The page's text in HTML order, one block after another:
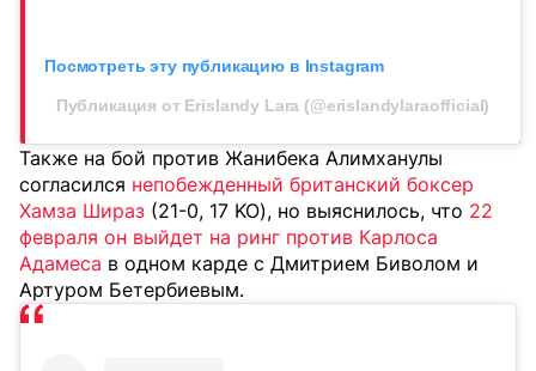
Посмотреть эту публикацию в Instagram
Публикация от Erislandy Lara (@erislandylaraofficial)
Также на бой против Жанибека Алимханулы
согласился непобежденный британский боксер
Хамза Шираз (21-0, 17 KO), но выяснилось, что 22
февраля он выйдет на ринг против Карлоса
Адамеса в одном карде с Дмитрием Биволом и
Артуром Бетербиевым.